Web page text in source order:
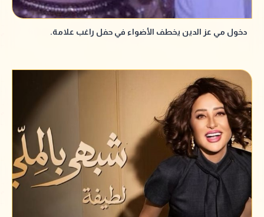
دخول مي عز الدين يخطف الأضواء في حفل راغب علامة.